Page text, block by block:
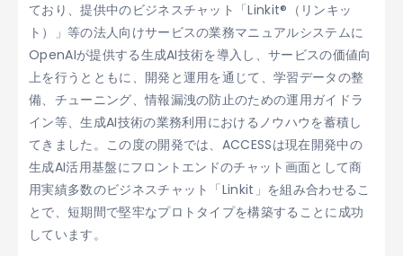
ており、提供中のビジネスチャット「Linkit®（リンキッ
ト）」等の法人向けサービスの業務マニュアルシステムに
OpenAIが提供する生成AI技術を導入し、サービスの価値向
上を行うとともに、開発と運用を通じて、学習データの整
備、チューニング、情報漏洩の防止のための運用ガイドラ
イン等、生成AI技術の業務利用におけるノウハウを蓄積し
てきました。この度の開発では、ACCESSは現在開発中の
生成AI活用基盤にフロントエンドのチャット画面として商
用実績多数のビジネスチャット「Linkit」を組み合わせるこ
とで、短期間で堅牢なプロトタイプを構築することに成功
しています。